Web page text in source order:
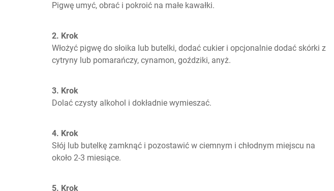
Pigwę umyć, obrać i pokroić na małe kawałki.
2. Krok
Włożyć pigwę do słoika lub butelki, dodać cukier i opcjonalnie dodać skórki z
cytryny lub pomarańczy, cynamon, goździki, anyż.
3. Krok
Dolać czysty alkohol i dokładnie wymieszać.
4. Krok
Słój lub butelkę zamknąć i pozostawić w ciemnym i chłodnym miejscu na
około 2-3 miesiące.
5. Krok